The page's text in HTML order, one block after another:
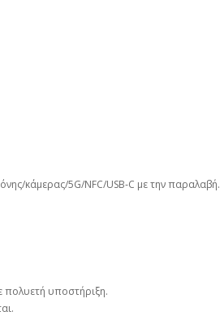
κάμερας/5G/NFC/USB‑C με την παραλαβή.
πολυετή υποστήριξη.